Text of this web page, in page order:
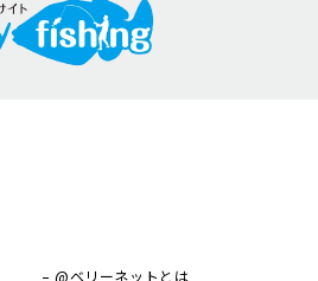
@ベリーネットとは